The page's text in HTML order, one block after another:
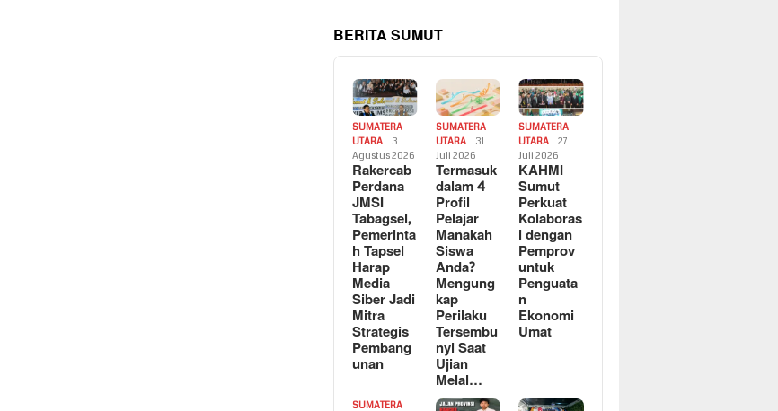
BERITA SUMUT
SUMATERA
UTARA
3
Agustus 2026
Rakercab
Perdana
JMSI
Tabagsel,
Pemerinta
h Tapsel
Harap
Media
Siber Jadi
Mitra
Strategis
Pembang
unan
SUMATERA
UTARA
31
Juli 2026
Termasuk
dalam 4
Profil
Pelajar
Manakah
Siswa
Anda?
Mengung
kap
Perilaku
Tersembu
nyi Saat
Ujian
Melal…
SUMATERA
UTARA
27
Juli 2026
KAHMI
Sumut
Perkuat
Kolaboras
i dengan
Pemprov
untuk
Penguata
n
Ekonomi
Umat
SUMATERA